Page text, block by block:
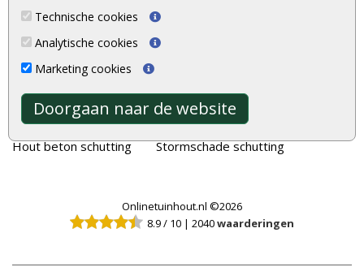
Technische cookies
Analytische cookies
Marketing cookies
Doorgaan naar de website
Tuinpalen
Tuinhekken
Tuinhuizen
Blokhutten
Overkappingen
Hout beton schutting
Steigerplanken
Douglas hout
Aanbiedingen
Merken
Stormschade schutting
Onlinetuinhout.nl ©2026
8.9/ 10 | 2040waarderingen